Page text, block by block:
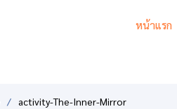
หน้าแรก
activity-The-Inner-Mirror